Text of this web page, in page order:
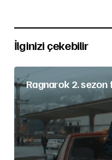
İlginizi çekebilir
Ragnarok 2. sezon